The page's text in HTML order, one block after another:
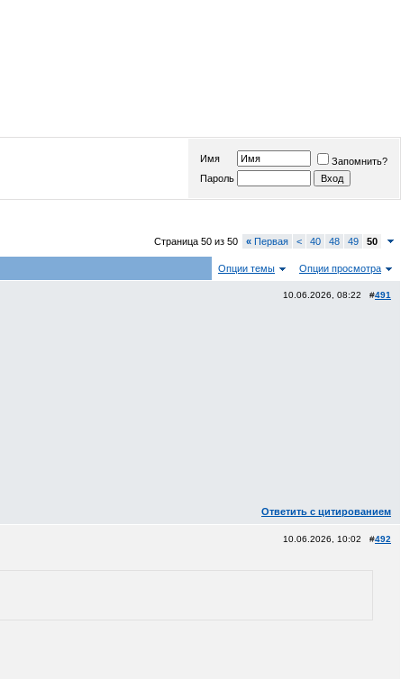
Имя
Запомнить?
Пароль
Страница 50 из 50 « Первая < 40 48 49 50
Опции темы Опции просмотра
10.06.2026, 08:22 #491
Ответить с цитированием
10.06.2026, 10:02 #492